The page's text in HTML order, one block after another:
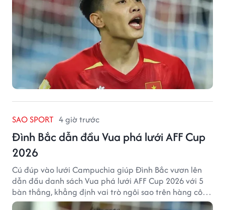
SAO SPORT 4 giờ trước
Đình Bắc dẫn đầu Vua phá lưới AFF Cup
2026
Cú đúp vào lưới Campuchia giúp Đình Bắc vươn lên
dẫn đầu danh sách Vua phá lưới AFF Cup 2026 với 5
bàn thắng, khẳng định vai trò ngôi sao trên hàng công
tuyển Việt Nam.